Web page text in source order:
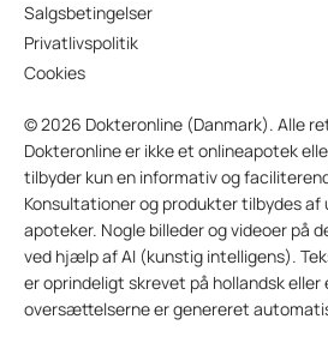
Salgsbetingelser
Privatlivspolitik
Cookies
© 2026 Dokteronline (Danmark). Alle
Dokteronline er ikke et onlineapotek
tilbyder kun en informativ og
Konsultationer og produkter tilbydes
apoteker. Nogle billeder og videoer på
ved hjælp af AI (kunstig intelligens).
er oprindeligt skrevet på hollandsk eller
oversættelserne er genereret